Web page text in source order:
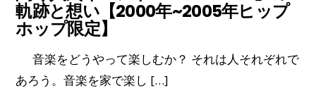
軌跡と想い【2000年~2005年ヒップ
ホップ限定】
音楽をどうやって楽しむか？ それは人それぞれで
あろう。音楽を家で楽し […]